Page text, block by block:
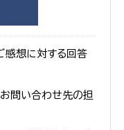
感想に対する回答
問い合わせ先の担